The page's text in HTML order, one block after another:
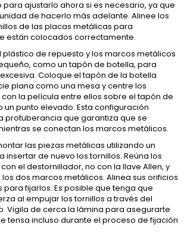
para ajustarlo ahora si es necesario, ya que
de hacerlo más adelante. Alinee los
de las placas metálicas para
están colocados correctamente.
plástico de repuesto y los marcos metálicos
como un tapón de botella, para
Coloque el tapón de la botella
plana como una mesa y centre los
la película entre ellos sobre el tapón de
punto elevado. Esta configuración
protuberancia que garantiza que se
se conectan los marcos metálicos.
las piezas metálicas utilizando un
insertar de nuevo los tornillos. Reúna los
el destornillador, no con la llave Allen, y
dos marcos metálicos. Alinea sus orificios
para fijarlos. Es posible que tenga que
al empujar los tornillos a través del
Vigila de cerca la lámina para asegurarte
tensa incluso durante el proceso de fijación